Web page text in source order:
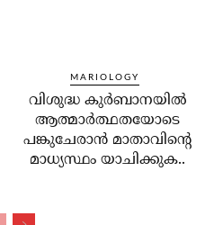
MARIOLOGY
വിശുദ്ധ കുര്‍ബാനയില്‍
ആത്മാര്‍ത്ഥതയോടെ
പങ്കുചേരാന്‍ മാതാവിന്റെ
മാധ്യസ്ഥം യാചിക്കുക..